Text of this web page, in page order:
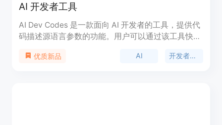
AI 开发者工具
AI Dev Codes 是一款面向 AI 开发者的工具，提供代
码描述源语言参数的功能。用户可以通过该工具快速
供丰富的代码示例和使用场景，帮助开发者更好地理
优质新品 AI 开发者工具